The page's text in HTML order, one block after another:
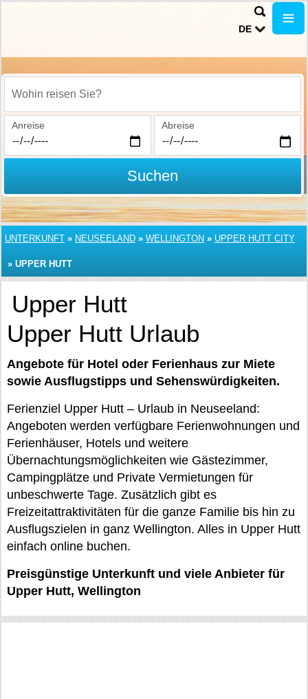
DE
Wohin reisen Sie?
Anreise Abreise
Suchen
UNTERKUNFT » NEUSEELAND » WELLINGTON » UPPER HUTT CITY
» UPPER HUTT
Upper Hutt
Upper Hutt Urlaub
Angebote für Hotel oder Ferienhaus zur Miete
sowie Ausflugstipps und Sehenswürdigkeiten.
Ferienziel Upper Hutt – Urlaub in Neuseeland:
Angeboten werden verfügbare Ferienwohnungen und
Ferienhäuser, Hotels und weitere
Übernachtungsmöglichkeiten wie Gästezimmer,
Campingplätze und Private Vermietungen für
unbeschwerte Tage. Zusätzlich gibt es
Freizeitattraktivitäten für die ganze Familie bis hin zu
Ausflugszielen in ganz Wellington. Alles in Upper Hutt
einfach online buchen.
Preisgünstige Unterkunft und viele Anbieter für
Upper Hutt, Wellington